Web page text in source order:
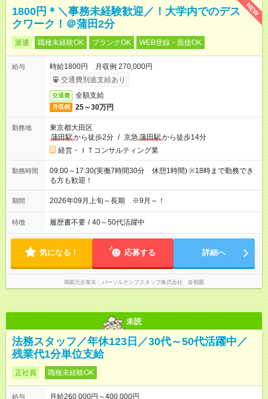
NEW
1800円＊＼事務未経験歓迎／！大学内でのデス
クワーク！＠蒲田2分
派遣 職種未経験OK ブランクOK WEB登録・面接OK
給与
時給1800円 月収例 270,000円
交通費別途支給あり
交通費 全額支給
月収例 25～30万円
勤務地
東京都大田区
蒲田駅から徒歩2分 / 京急 蒲田駅から徒歩14分
経営・ＩＴコンサルティング業
勤務時間
09:00～17:30(実働7時間30分 休憩1時間) ※18時まで勤務でき
る方も歓迎！
期間 2026年09月上旬～長期 ※9月～！
特徴 履歴書不要 / 40～50代活躍中
気になる！ 応募する 詳細へ
掲載元企業名 パーソルテンプスタッフ株式会社 首都圏
未読
法務スタッフ／年休123日／30代～50代活躍中／
残業代1分単位支給
正社員 職種未経験OK
給与
月給260,000円～400,000円